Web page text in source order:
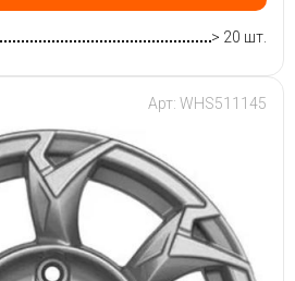
> 20 шт.
Арт: WHS511145